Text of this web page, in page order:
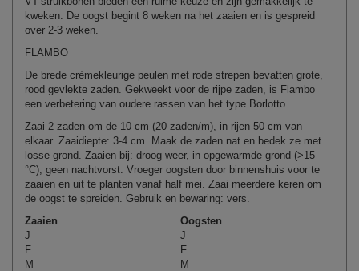
kweken. De oogst begint 8 weken na het zaaien en is gespreid
over 2-3 weken.
FLAMBO
De brede crèmekleurige peulen met rode strepen bevatten grote,
rood gevlekte zaden. Gekweekt voor de rijpe zaden, is Flambo
een verbetering van oudere rassen van het type Borlotto.
Zaai 2 zaden om de 10 cm (20 zaden/m), in rijen 50 cm van
elkaar. Zaaidiepte: 3-4 cm. Maak de zaden nat en bedek ze met
losse grond. Zaaien bij: droog weer, in opgewarmde grond (>15
°C), geen nachtvorst. Vroeger oogsten door binnenshuis voor te
zaaien en uit te planten vanaf half mei. Zaai meerdere keren om
de oogst te spreiden. Gebruik en bewaring: vers.
Zaaien
Oogsten
J
J
F
F
M
M